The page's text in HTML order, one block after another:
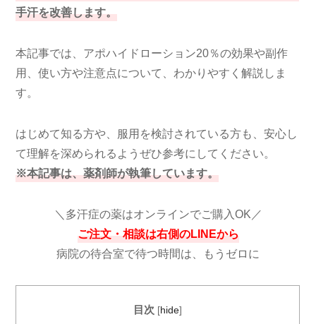
手汗を改善します。
本記事では、 アポハイドローション20％の効果や副作
用、使い方や注意点について、わかりやすく解説しま
す。
はじめて知る方や、服用を検討されている方も、安心し
て理解を深められるようぜひ参考にしてください。
※本記事は、薬剤師が執筆しています。
＼多汗症の薬はオンラインでご購入OK ／
ご注文・相談は右側のLINEから
病院の待合室で待つ時間は、もうゼロに
目次 [hide]